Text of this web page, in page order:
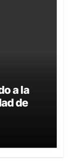
a la
de